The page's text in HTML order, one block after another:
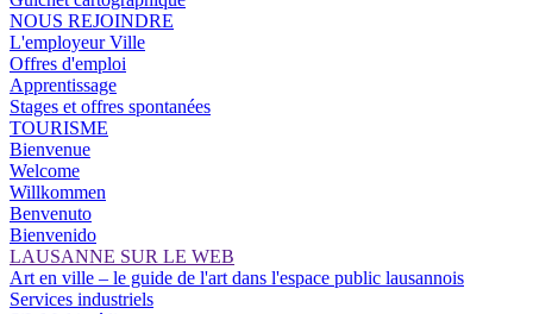
NOUS REJOINDRE
L'employeur Ville
Offres d'emploi
Apprentissage
Stages et offres spontanées
TOURISME
Bienvenue
Welcome
Willkommen
Benvenuto
Bienvenido
LAUSANNE SUR LE WEB
Art en ville – le guide de l'art dans l'espace public lausannois
Services industriels